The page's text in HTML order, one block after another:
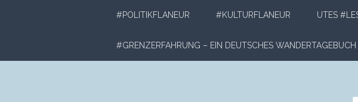
#POLITIKFLANEUR #KULTURFLANEUR UTES
#GRENZERFAHRUNG – EIN DEUTSCHES WANDERTAGEBUCH